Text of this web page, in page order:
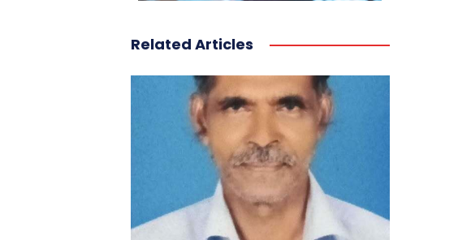
Related Articles